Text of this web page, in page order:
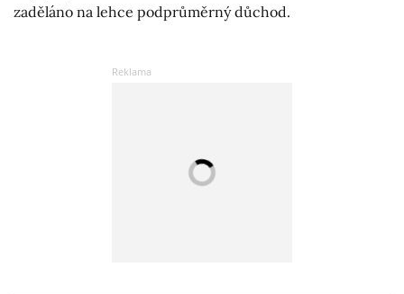
zaděláno na lehce podprůměrný důchod.